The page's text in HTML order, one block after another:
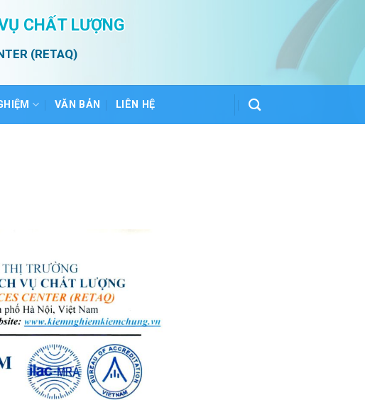
CHẤT LƯỢNG
(RETAQ)
VĂN BẢN LIÊN HỆ